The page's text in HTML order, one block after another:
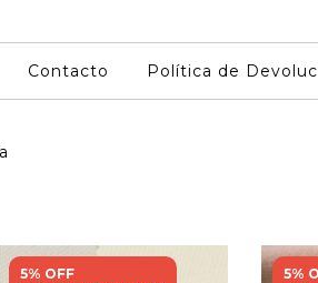
Contacto Política de
5% OFF 5%